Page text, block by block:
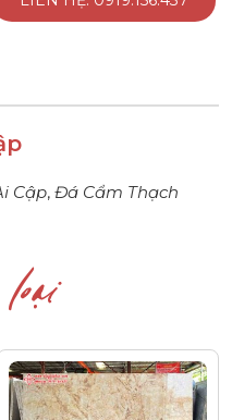
Cập, Đá Cẩm Thạch